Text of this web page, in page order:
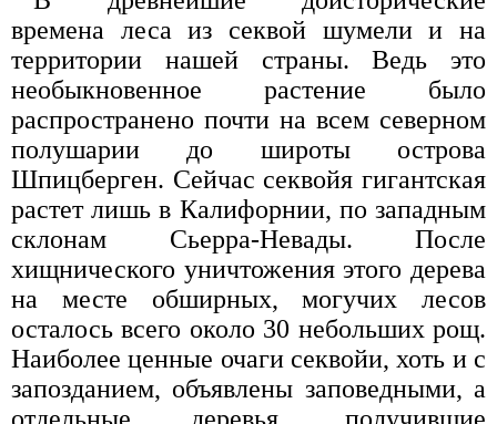
времена леса из секвой шумели и на
территории нашей страны. Ведь это
необыкновенное растение было
распространено почти на всем северном
полушарии до широты острова
Шпицберген. Сейчас секвойя гигантская
растет лишь в Калифорнии, по западным
склонам Сьерра-Невады. После
хищнического уничтожения этого дерева
на месте обширных, могучих лесов
осталось всего около 30 небольших рощ.
Наиболее ценные очаги секвойи, хоть и с
запозданием, объявлены заповедными, а
отдельные деревья, получившие